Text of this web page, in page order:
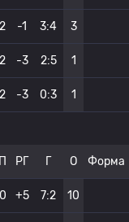
2 -1 3:4 3
2 -3 2:5 1
2 -3 0:3 1
П РГ Г О Форма
0 +5 7:2 10